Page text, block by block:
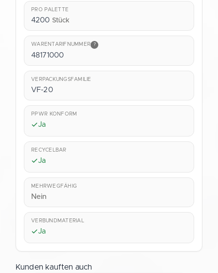
PRO PALETTE
4200 Stück
WARENTARIFNUMMER ?
48171000
VERPACKUNGSFAMILIE
VF-20
PPWR KONFORM
Ja
RECYCELBAR
Ja
MEHRWEGFÄHIG
Nein
VERBUNDMATERIAL
Ja
Kunden kauften auch